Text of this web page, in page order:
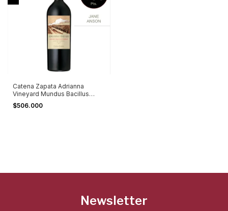
Catena Zapata Adrianna
Vineyard Mundus Bacillus
Terrae Malbec 2019 (100 Pts
Jane Anson)
$506.000
Newsletter